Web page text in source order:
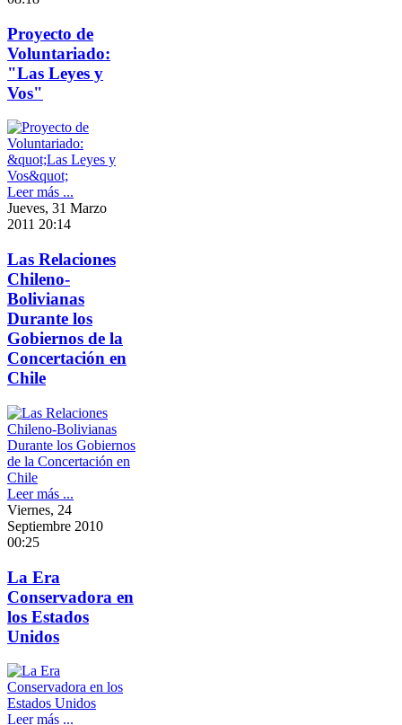
Proyecto de
Voluntariado:
"Las Leyes y
Vos"
Leer más ...
Jueves, 31 Marzo
2011 20:14
Las Relaciones
Chileno-
Bolivianas
Durante los
Gobiernos de la
Concertación en
Chile
Leer más ...
Viernes, 24
Septiembre 2010
00:25
La Era
Conservadora en
los Estados
Unidos
Leer más ...